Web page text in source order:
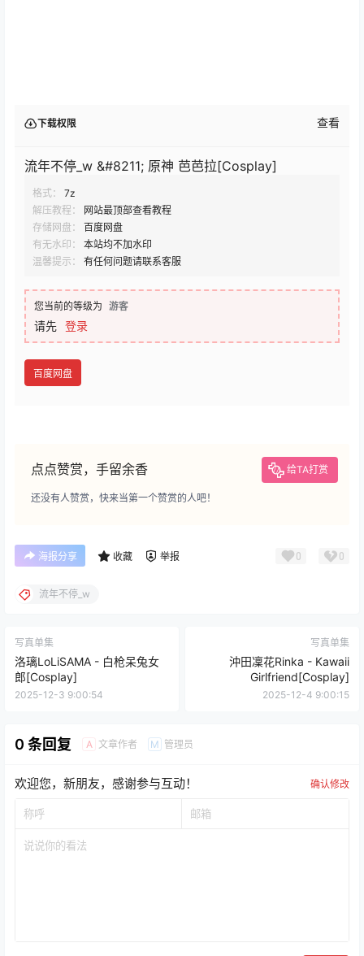
下载权限 查看
流年不停_w &#8211; 原神 芭芭拉[Cosplay]
格式：
7z
解压教程：
网站最顶部查看教程
存储网盘：
百度网盘
有无水印：
本站均不加水印
温馨提示：
有任何问题请联系客服
您当前的等级为 游客
请先 登录
百度网盘
点点赞赏，手留余香 给TA打赏
还没有人赞赏，快来当第一个赞赏的人吧！
海报分享 收藏 举报 0 0
流年不停_w
写真单集
洛璃LoLiSAMA - 白枪呆兔女
郎[Cosplay]
2025-12-3 9:00:54
写真单集
沖田凜花Rinka - Kawaii
Girlfriend[Cosplay]
2025-12-4 9:00:15
0 条回复 A 文章作者 M 管理员
欢迎您，新朋友，感谢参与互动！ 确认修改